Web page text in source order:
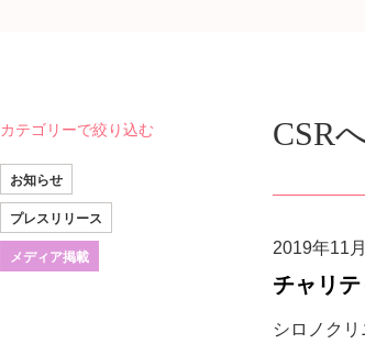
CSR
2019年11
チャリ
シロノク
カテゴリーで絞り込む
お知らせ
プレスリリース
メディア掲載